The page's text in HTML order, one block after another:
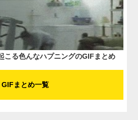
こる色んなハプニングのGIFまとめ
GIFまとめ一覧